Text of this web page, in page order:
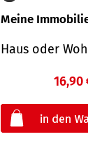
Meine
Haus oder
16,90